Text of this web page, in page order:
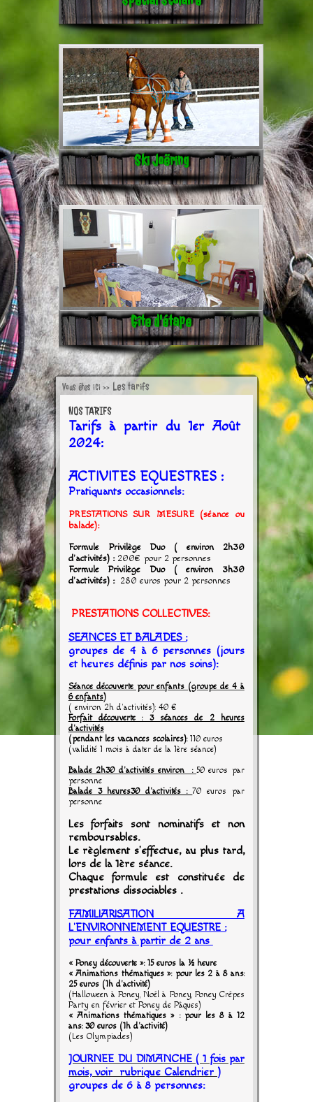
Ski Joëring
Gîte d'étape
Vous êtes ici >> Les tarifs
NOS TARIFS
Tarifs à partir du 1er Août
2024:
ACTIVITES EQUESTRES :
Pratiquants occasionnels:
PRESTATIONS SUR MESURE (séance ou
balade):
Formule Privilège Duo ( environ 2h30
d'activités) : 200€ pour 2 personnes
Formule Privilège Duo ( environ 3h30
d'activités) : 280 euros pour 2 personnes
PRESTATIONS COLLECTIVES:
SEANCES ET BALADES :
groupes de 4 à 6 personnes (jours
et heures définis par nos soins):
Séance découverte pour enfants (groupe de 4 à
6 enfants)
( environ 2h d'activités): 40 €
Forfait découverte : 3 séances de 2 heures
d'activités
(pendant les vacances scolaires):110 euros
(validité 1 mois à dater de la 1ère séance)
Balade 2h30 d'activités environ :50 euros par
personne
Balade 3 heures30 d'activités :70 euros par
personne
Les forfaits sont nominatifs et non
remboursables.
Le règlement s’effectue, au plus tard,
lors de la 1èreséance.
Chaque formule est constituée de
prestations dissociables .
FAMILIARISATION A
L'ENVIRONNEMENT EQUESTRE :
pour enfants à partir de 2 ans
« Poney découverte »: 15 euros la ½ heure
« Animations thématiques »: pour les 2 à 8 ans:
25 euros (1h d'activité)
(Halloween à Poney, Noêl à Poney, Poney Crêpes
Party en février et Poney de Pâques)
« Animations thématiques » : pour les 8 à 12
ans: 30 euros (1h d'activité)
(Les Olympiades)
JOURNEE DU DIMANCHE ( 1 fois par
mois, voir rubrique Calendrier )
groupes de 6 à 8 personnes: